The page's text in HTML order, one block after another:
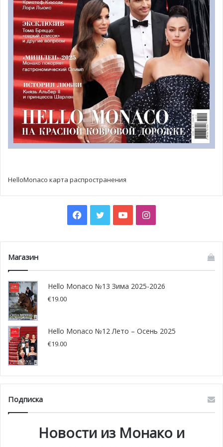
последние 30 лет, самым любопытным и
любознательным.
HelloMonaco карта распространения
Facebook
TwitterYouTubeInstagram
Магазин
Hello Monaco №13 Зима 2025-2026
€19.00
Hello Monaco №12 Лето – Осень 2025
€19.00
Подписка
Новости из Монако и